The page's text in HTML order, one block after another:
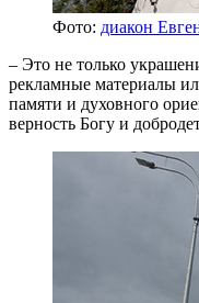
Фото: диакон
– Это не только
рекламные материалы
памяти и духовного
верность Богу и